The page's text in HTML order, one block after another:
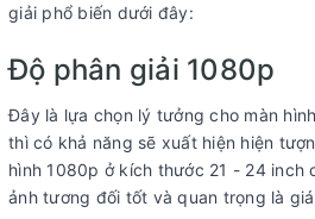
giải phổ biến dưới đây:
Độ phân giải 1080p
Đây là lựa chọn lý tưởng cho màn
thì có khả năng sẽ xuất hiện hiện
hình 1080p ở kích thước 21 - 24 inch
ảnh tương đối tốt và quan trọng là